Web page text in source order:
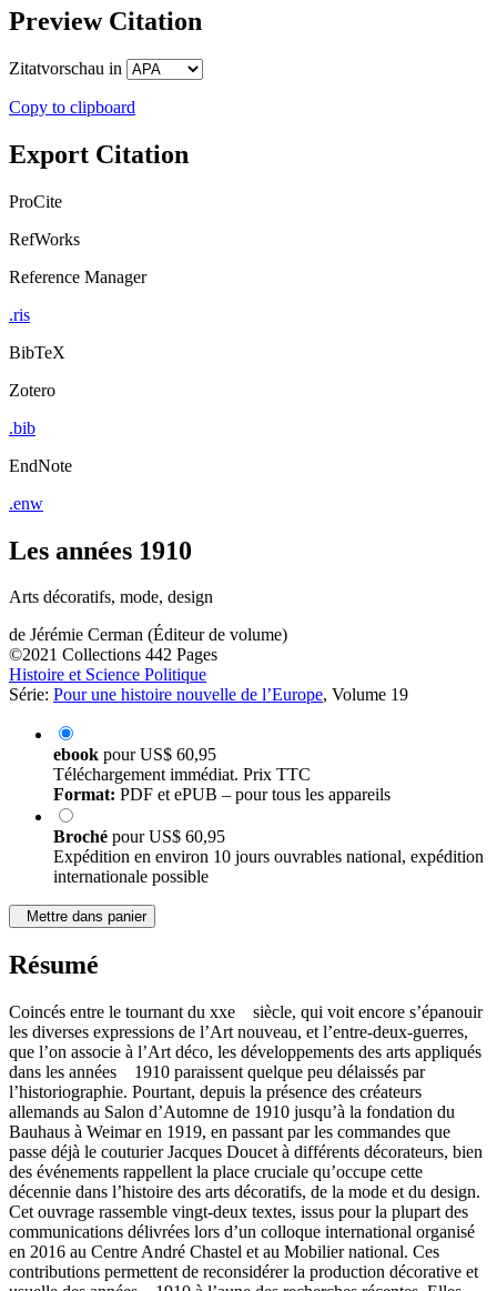
Preview Citation
Zitatvorschau in
Copy to clipboard
Export Citation
ProCite
RefWorks
Reference Manager
.ris
BibTeX
Zotero
.bib
EndNote
.enw
Les années 1910
Arts décoratifs, mode, design
de Jérémie Cerman (Éditeur de volume)
©2021 Collections 442 Pages
Histoire et Science Politique
Série: Pour une histoire nouvelle de l’Europe, Volume 19
ebook pourUS$ 60,95
Téléchargement immédiat. Prix TTC
Format: PDF et ePUB – pour tous les appareils
Broché pourUS$ 60,95
Expédition en environ 10 jours ouvrables national, expédition
internationale possible
Mettre dans panier
Résumé
Coincés entre le tournant du xxe siècle, qui voit encore s’épanouir
les diverses expressions de l’Art nouveau, et l’entre-deux-guerres,
que l’on associe à l’Art déco, les développements des arts appliqués
dans les années 1910 paraissent quelque peu délaissés par
l’historiographie. Pourtant, depuis la présence des créateurs
allemands au Salon d’Automne de 1910 jusqu’à la fondation du
Bauhaus à Weimar en 1919, en passant par les commandes que
passe déjà le couturier Jacques Doucet à différents décorateurs, bien
des événements rappellent la place cruciale qu’occupe cette
décennie dans l’histoire des arts décoratifs, de la mode et du design.
Cet ouvrage rassemble vingt-deux textes, issus pour la plupart des
communications délivrées lors d’un colloque international organisé
en 2016 au Centre André Chastel et au Mobilier national. Ces
contributions permettent de reconsidérer la production décorative et